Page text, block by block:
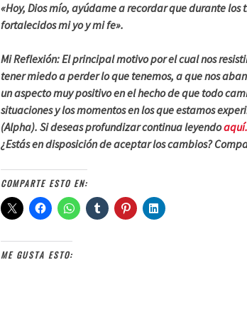
«Hoy, Dios mío, ayúdame a recordar que durante
fortalecidos mi yo y mi fe».
Mi Reflexión: El principal motivo por el cual nos
tener miedo a perder lo que tenemos, a que nos
un aspecto muy positivo en el hecho de que todo
situaciones y los momentos en los que estamos
(Alpha). Si deseas profundizar continua leyendoaquí.
¿Estás en disposición de aceptar los cambios?
COMPARTE ESTO EN:
ME GUSTA ESTO: